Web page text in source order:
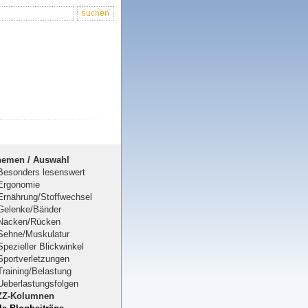
/ Auswahl
lesenswert
Stoffwechsel
Bänder
Rücken
Muskulatur
Blickwinkel
Belastung
Kolumnen